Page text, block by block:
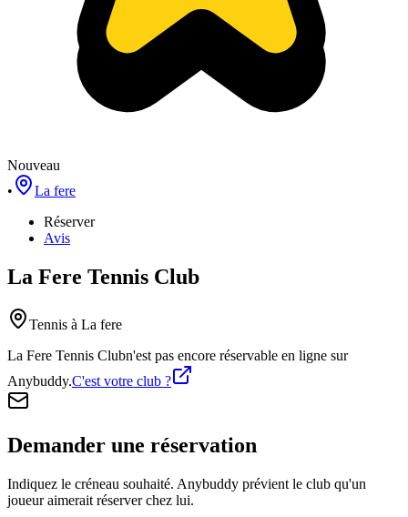
Nouveau
•
La fere
Réserver
Avis
La Fere Tennis Club
Tennis à La fere
La Fere Tennis Clubn'est pas encore réservable en ligne sur
Anybuddy.C'est votre club ?
Demander une réservation
Indiquez le créneau souhaité. Anybuddy prévient le club qu'un
joueur aimerait réserver chez lui.